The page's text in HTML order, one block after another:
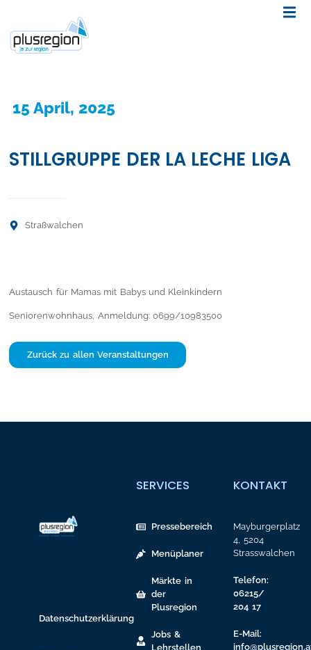
15 April, 2025
STILLGRUPPE DER LA LECHE LIGA
Straßwalchen
Austausch für Mamas mit Babys und Kleinkindern
Seniorenwohnhaus, Anmeldung: 0699/10983500
Zurück zu allen Veranstaltungen
Datenschutzerklärung
SERVICES
Pressebereich
Menüplaner
Märkte in
der
Plusregion
Jobs &
Lehrstellen
KONTAKT
Mayburgerplatz
4, 5204
Strasswalchen
Telefon:
06215/
204 17
E-Mail: